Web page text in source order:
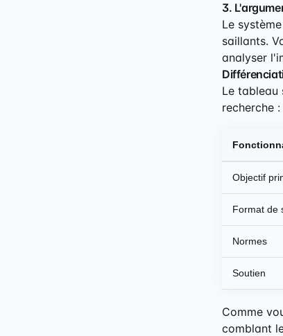
3.
Le
saillants.
analyser
Le tableau
recherche :
Objectif
Format de
Normes
Soutien
Comme
comblant